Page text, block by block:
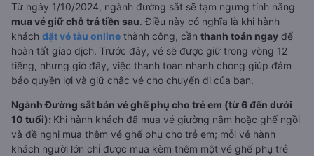
Từ ngày 1/10/2024, ngành đường sắt sẽ tạm ngưng tính năng
mua vé giữ chỗ trả tiền sau. Điều này có nghĩa là khi hành
khách đặt vé tàu online thành công, cần thanh toán ngay để
hoàn tất giao dịch. Trước đây, vé sẽ được giữ trong vòng 12
tiếng, nhưng giờ đây, việc thanh toán nhanh chóng giúp đảm
bảo quyền lợi và giữ chắc vé cho chuyến đi của bạn.
Ngành Đường sắt bán vé ghế phụ cho trẻ em (từ 6 đến dưới
10 tuổi): Khi hành khách đã mua vé giường nằm hoặc ghế ngồi
và đề nghị mua thêm vé ghế phụ cho trẻ em; mỗi vé hành
khách người lớn chỉ được mua kèm thêm một vé ghế phụ trẻ